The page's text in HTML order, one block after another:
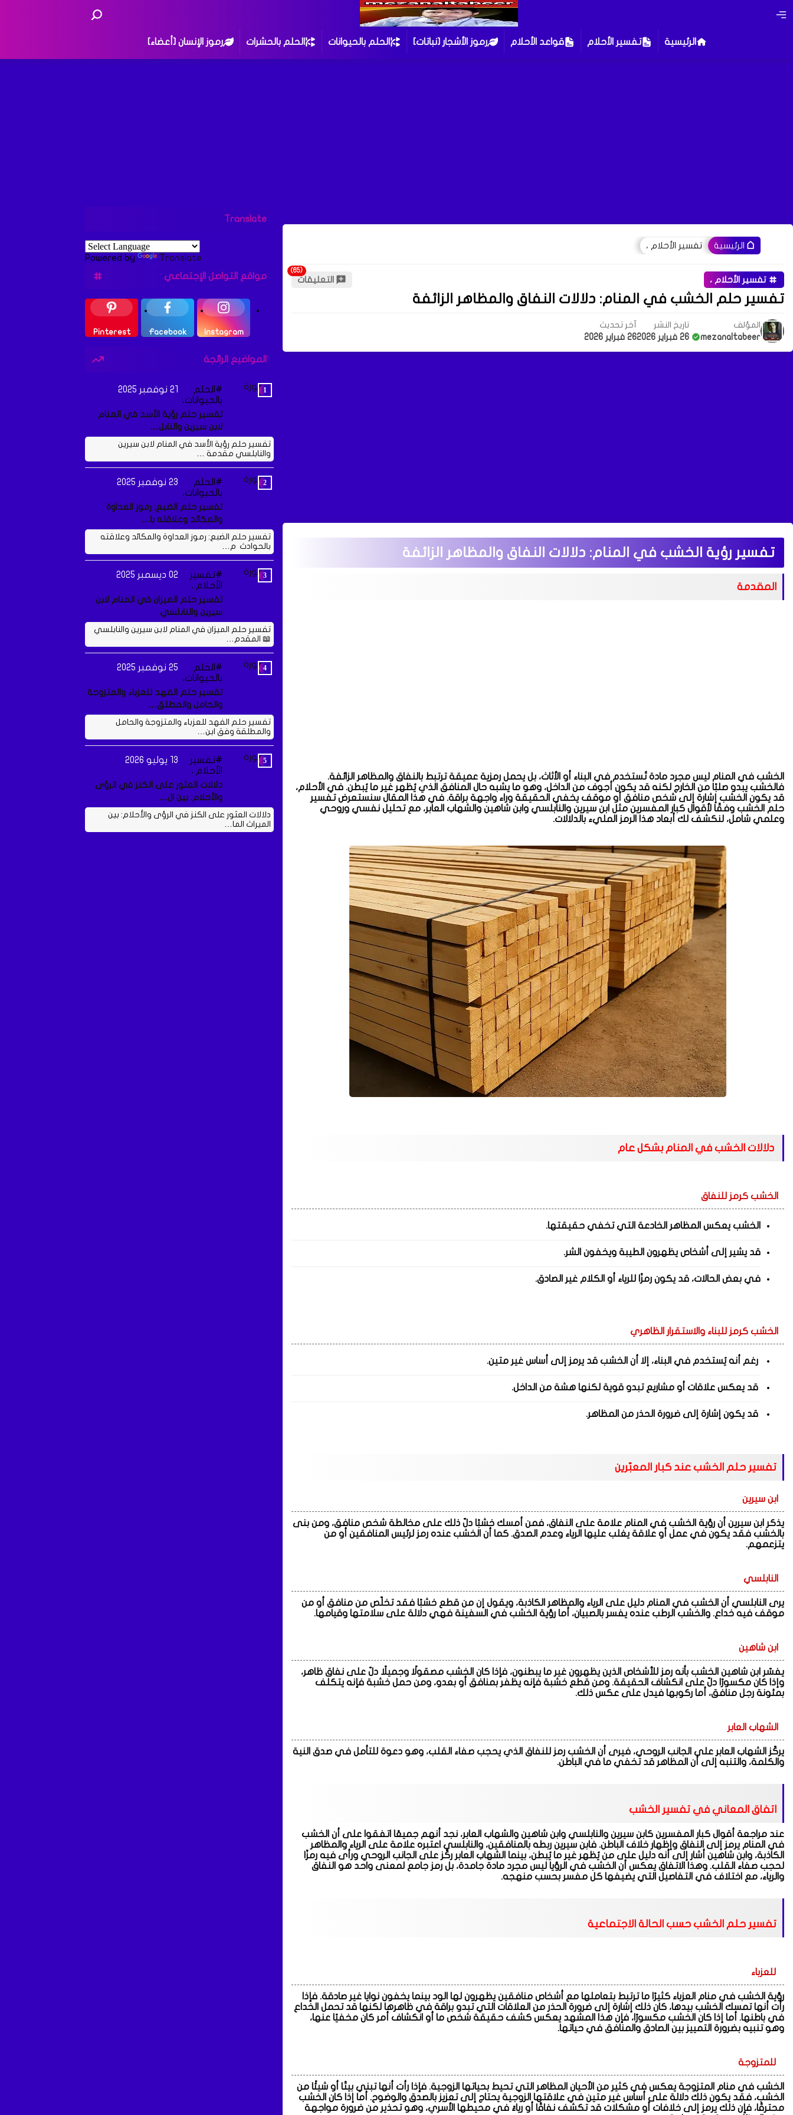
الرئيسية تفسير الأحلام قواعد الأحلام رموز الأشجار [نباتات] الحلم بالحيوانات الحلم بالحشرات رموز الإنسان [أعضاء]
الرئيسية تفسير الأحلام ،
تفسير الأحلام ، التعليقات
تفسير حلم الخشب في المنام: دلالات النفاق والمظاهر الزائفة
المؤلف
mezanaltabeer
تاريخ النشر
26 فبراير 2026
آخر تحديث
26 فبراير 2026
تفسير رؤية الخشب في المنام: دلالات النفاق والمظاهر الزائفة
المقدمة
الخشب في المنام ليس مجرد مادة تُستخدم في البناء أو الأثاث، بل يحمل رمزية عميقة ترتبط بالنفاق والمظاهر الزائفة.
فالخشب يبدو صلبًا من الخارج لكنه قد يكون أجوف من الداخل، وهو ما يشبه حال المنافق الذي يُظهر غير ما يُبطن. في الأحلام،
قد يكون الخشب إشارة إلى شخص منافق أو موقف يخفي الحقيقة وراء واجهة براقة. في هذا المقال سنستعرض تفسير
حلم الخشب وفقًا لأقوال كبار المفسرين مثل ابن سيرين والنابلسي وابن شاهين والشهاب العابر، مع تحليل نفسي وروحي
وعلمي شامل، لنكشف لك أبعاد هذا الرمز المليء بالدلالات.
دلالات الخشب في المنام بشكل عام
الخشب كرمز للنفاق
الخشب يعكس المظاهر الخادعة التي تخفي حقيقتها.
قد يشير إلى أشخاص يظهرون الطيبة ويخفون الشر.
في بعض الحالات، قد يكون رمزًا للرياء أو الكلام غير الصادق.
الخشب كرمز للبناء والاستقرار الظاهري
رغم أنه يُستخدم في البناء، إلا أن الخشب قد يرمز إلى أساس غير متين.
قد يعكس علاقات أو مشاريع تبدو قوية لكنها هشة من الداخل.
قد يكون إشارة إلى ضرورة الحذر من المظاهر.
تفسير حلم الخشب عند كبار المعبّرين
ابن سيرين
يذكر ابن سيرين أن رؤية الخشب في المنام علامة على النفاق، فمن أمسك خشبًا دلّ ذلك على مخالطة شخص منافق، ومن بنى
بالخشب فقد يكون في عمل أو علاقة يغلب عليها الرياء وعدم الصدق. كما أن الخشب عنده رمز لرئيس المنافقين أو من
يتزعمهم.
النابلسي
يرى النابلسي أن الخشب في المنام دليل على الرياء والمظاهر الكاذبة، ويقول إن من قطع خشبًا فقد تخلّص من منافق أو من
موقف فيه خداع. والخشب الرطب عنده يفسر بالصبيان، أما رؤية الخشب في السفينة فهي دلالة على سلامتها وقيامها.
ابن شاهين
يفسّر ابن شاهين الخشب بأنه رمز للأشخاص الذين يظهرون غير ما يبطنون، فإذا كان الخشب مصقولًا وجميلًا دلّ على نفاق ظاهر،
وإذا كان مكسورًا دلّ على انكشاف الحقيقة. ومن قطع خشبة فإنه يظفر بمنافق أو بعدو، ومن حمل خشبة فإنه يتكلف
بمئونة رجل منافق، أما ركوبها فيدل على عكس ذلك.
الشهاب العابر
يركّز الشهاب العابر على الجانب الروحي، فيرى أن الخشب رمز للنفاق الذي يحجب صفاء القلب، وهو دعوة للتأمل في صدق النية
والكلمة، والتنبه إلى أن المظاهر قد تخفي ما في الباطن.
اتفاق المعاني في تفسير الخشب
عند مراجعة أقوال كبار المفسرين كابن سيرين والنابلسي وابن شاهين والشهاب العابر، نجد أنهم جميعًا اتفقوا على أن الخشب
في المنام يرمز إلى النفاق وإظهار خلاف الباطن. فابن سيرين ربطه بالمنافقين، والنابلسي اعتبره علامة على الرياء والمظاهر
الكاذبة، وابن شاهين أشار إلى أنه دليل على من يُظهر غير ما يُبطن، بينما الشهاب العابر ركّز على الجانب الروحي ورأى فيه رمزًا
لحجب صفاء القلب. وهذا الاتفاق يعكس أن الخشب في الرؤيا ليس مجرد مادة جامدة، بل رمز جامع لمعنى واحد هو النفاق
والرياء، مع اختلاف في التفاصيل التي يضيفها كل مفسر بحسب منهجه.
تفسير حلم الخشب حسب الحالة الاجتماعية
للعزباء
رؤية الخشب في منام العزباء كثيرًا ما ترتبط بتعاملها مع أشخاص منافقين يظهرون لها الود بينما يخفون نوايا غير صادقة. فإذا
رأت أنها تمسك الخشب بيدها، كان ذلك إشارة إلى ضرورة الحذر من العلاقات التي تبدو براقة في ظاهرها لكنها قد تحمل الخداع
في باطنها. أما إذا كان الخشب مكسورًا، فإن هذا المشهد يعكس كشف حقيقة شخص ما أو انكشاف أمر كان مخفيًا عنها،
وهو تنبيه بضرورة التمييز بين الصادق والمنافق في حياتها.
للمتزوجة
الخشب في منام المتزوجة يعكس في كثير من الأحيان المظاهر التي تحيط بحياتها الزوجية. فإذا رأت أنها تبني بيتًا أو شيئًا من
الخشب، فقد يكون ذلك دلالة على أساس غير متين في علاقتها الزوجية يحتاج إلى تعزيز بالصدق والوضوح. أما إذا كان الخشب
محترقًا، فإن ذلك يرمز إلى خلافات أو مشكلات قد تكشف نفاقًا أو رياءً في محيطها الأسري، وهو تحذير من ضرورة مواجهة
Translate
Powered by
Translate
مواقع التواصل الإجتماعي
Instagram
Facebook
Pinterest
المواضيع الرائجة
الحلم
بالحيوانات،
21 نوفمبر 2025
تفسير حلم رؤية الأسد في المنام
لابن سيرين والنابل…
تفسير حلم رؤية الأسد في المنام لابن سيرين
والنابلسي مقدمة …
الحلم
بالحيوانات،
23 نوفمبر 2025
تفسير حلم الضبع: رموز العداوة
والمكائد وعلاقته با…
تفسير حلم الضبع: رموز العداوة والمكائد وعلاقته
بالحوادث م…
تفسير
الأحلام ،
02 ديسمبر 2025
تفسير حلم الميزان في المنام لابن
سيرين والنابلسي
تفسير حلم الميزان في المنام لابن سيرين والنابلسي
📖 المقدم…
الحلم
بالحيوانات،
25 نوفمبر 2025
تفسير حلم الفهد للعزباء والمتزوجة
والحامل والمطلق…
تفسير حلم الفهد للعزباء والمتزوجة والحامل
والمطلقة وفق ابن…
تفسير
الأحلام ،
13 يوليو 2026
دلالات العثور على الكنز في الرؤى
والأحلام: بين ال…
دلالات العثور على الكنز في الرؤى والأحلام: بين
الميراث الما…